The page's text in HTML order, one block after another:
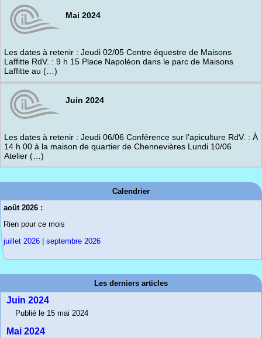
Mai 2024
Les dates à retenir : Jeudi 02/05 Centre équestre de Maisons
Laffitte RdV. : 9 h 15 Place Napoléon dans le parc de Maisons
Laffitte au (…)
Juin 2024
Les dates à retenir : Jeudi 06/06 Conférence sur l’apiculture RdV. : À
14 h 00 à la maison de quartier de Chennevières Lundi 10/06
Atelier (…)
Calendrier
août 2026 :
Rien pour ce mois
juillet 2026 | septembre 2026
Les derniers articles
Juin 2024
Publié le 15 mai 2024
Mai 2024